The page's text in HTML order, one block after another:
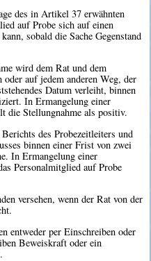
des in Artikel 37 erwähnten
auf Probe sich auf einen
sobald die Sache Gegenstand
wird dem Rat und dem
auf jedem anderen Weg, der
Datum verleiht, binnen
In Ermangelung einer
die Stellungnahme als positiv.
des Probezeitleiters und
binnen einer Frist von zwei
In Ermangelung einer
Personalmitglied auf Probe
versehen, wenn der Rat von der
entweder per Einschreiben oder
Beweiskraft oder ein